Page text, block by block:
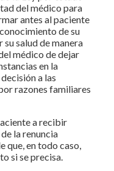
del médico para
antes al paciente
de su
salud de manera
médico de dejar
en la
a las
razones familiares
a recibir
la renuncia
que, en todo caso,
si se precisa.